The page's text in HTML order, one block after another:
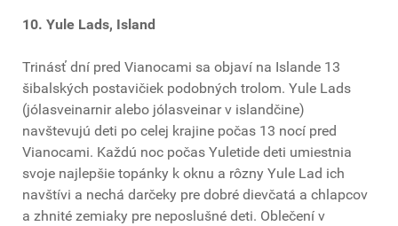
10. Yule Lads, Island
Trinásť dní pred Vianocami sa objaví na Islande 13
šibalských postavičiek podobných trolom. Yule Lads
(jólasveinarnir alebo jólasveinar v islandčine)
navštevujú deti po celej krajine počas 13 nocí pred
Vianocami. Každú noc počas Yuletide deti umiestnia
svoje najlepšie topánky k oknu a rôzny Yule Lad ich
navštívi a nechá darčeky pre dobré dievčatá a chlapcov
a zhnité zemiaky pre neposlušné deti. Oblečení v